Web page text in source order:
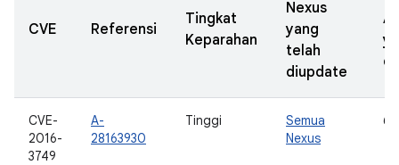
CVE Referensi
Tingkat
Keparahan
Nexus
yang
telah
diupdate
CVE-
2016-
3749
A-
28163930
Tinggi
Semua
Nexus